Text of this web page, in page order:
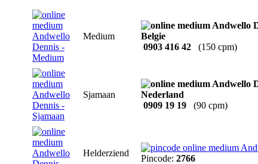
Medium
0903 416 42
(150 cpm)
Sjamaan
0909 19 19
(90 cpm)
Helderziend
Pincode: 2766